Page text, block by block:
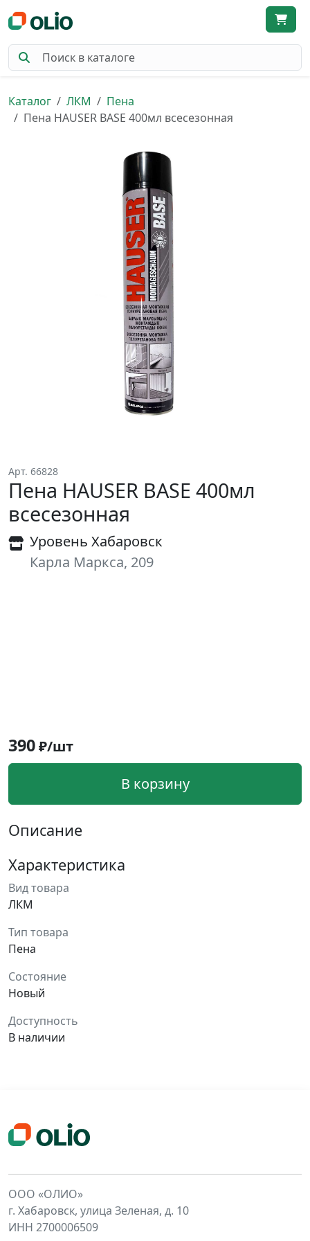
Каталог ЛКМ
Пена
Пена HAUSER BASE 400мл всесезонная
Арт. 66828
Пена HAUSER BASE 400мл
всесезонная
Уровень Хабаровск
Карла Маркса, 209
390₽/шт
В корзину
Описание
Характеристика
Вид товара
ЛКМ
Тип товара
Пена
Состояние
Новый
Доступность
В наличии
ООО «ОЛИО»
г. Хабаровск, улица Зеленая, д. 10
ИНН 2700006509